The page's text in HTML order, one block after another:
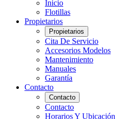
Inicio
Flotillas
Propietarios
Propietarios
Cita De Servicio
Accesorios Modelos
Mantenimiento
Manuales
Garantía
Contacto
Contacto
Contacto
Horarios Y Ubicación